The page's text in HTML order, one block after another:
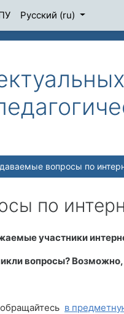
Русский ‎(ru)‎
вопросы по
по
участники
вопросы?
обращайтесь в